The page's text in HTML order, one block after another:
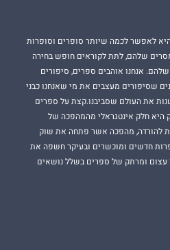
לכלות את שני הגברים בלהט
ביניהם יגרום לכל הלהקה
היילו הוא מלאך שנפל מגן עדן,
ישחית אותו.
את כנפיו לראשונה, הם יגלו למה
נופל׳.
סופרות המככבות תדיר ברשימת רבי
פעולה, אנחנו מקבלים הצצה
לאפשר לכמה שיותר סופרים וסופרות
שלהם, לתת לקוראים חופש בחירה
אנחנו אוהבים ספרים, סיפורים
שסיפורים מעצבים את מי שאנחנו כבני
את העולם שסביבנו.קצת על ספרים
היא חלק אינטגראלי מהמהפכה של
להורדה, מהפכה אשר פתחה את שוק
חדשים ומוכשרים ובעיקר חשפה את
עצום ומרתק של ספרים בשלל נושאים